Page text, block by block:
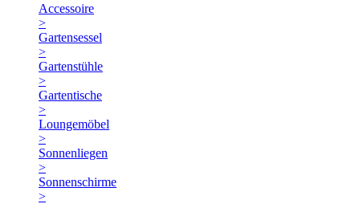
Accessoire
>
Gartensessel
>
Gartenstühle
>
Gartentische
>
Loungemöbel
>
Sonnenliegen
>
Sonnenschirme
>